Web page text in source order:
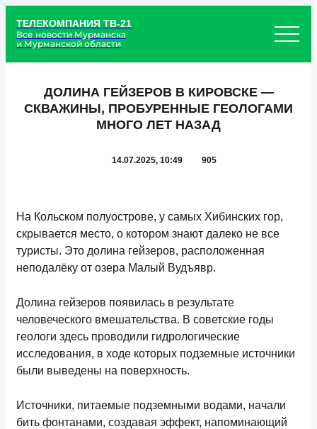
ТЕЛЕКОМПАНИЯ ТВ-21
Все новости Мурманска
и Мурманской области
ДОЛИНА ГЕЙЗЕРОВ В КИРОВСКЕ —
СКВАЖИНЫ, ПРОБУРЕННЫЕ ГЕОЛОГАМИ
МНОГО ЛЕТ НАЗАД
14.07.2025, 10:49 905
На Кольском полуострове, у самых Хибинских гор,
скрывается место, о котором знают далеко не все
туристы. Это долина гейзеров, расположенная
неподалёку от озера Малый Вудъявр.
Долина гейзеров появилась в результате
человеческого вмешательства. В советские годы
геологи здесь проводили гидрологические
исследования, в ходе которых подземные источники
были выведены на поверхность.
Источники, питаемые подземными водами, начали
бить фонтанами, создавая эффект, напоминающий